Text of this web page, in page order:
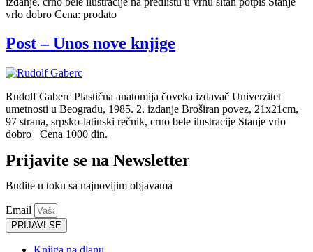
vrlo dobro Cena: prodato
Post – Unos nove knjige
Rudolf Gaberc Plastična anatomija čoveka izdavač Univerzitet
umetnosti u Beogradu, 1985. 2. izdanje Broširan povez, 21x21cm,
97 strana, srpsko-latinski rečnik, crno bele ilustracije Stanje vrlo
dobro Cena 1000 din.
Prijavite se na Newsletter
Budite u toku sa najnovijim objavama
Email
PRIJAVI SE